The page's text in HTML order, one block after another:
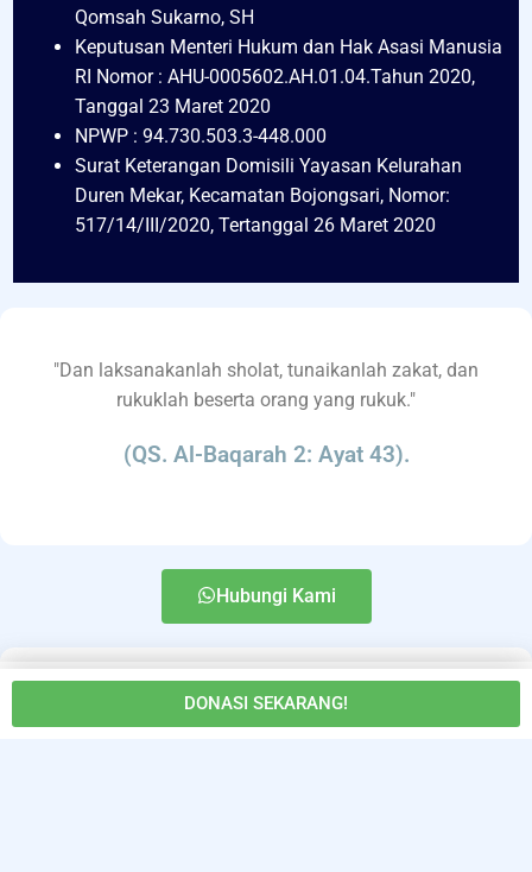
DONASI SEKARANG!
Qomsah Sukarno, SH
Keputusan Menteri Hukum dan Hak Asasi Manusia
RI Nomor : AHU-0005602.AH.01.04.Tahun 2020,
Tanggal 23 Maret 2020
NPWP : 94.730.503.3-448.000
Surat Keterangan Domisili Yayasan Kelurahan
Duren Mekar, Kecamatan Bojongsari, Nomor:
517/14/III/2020, Tertanggal 26 Maret 2020
"Dan laksanakanlah sholat, tunaikanlah zakat, dan
rukuklah beserta orang yang rukuk."
(QS. Al-Baqarah 2: Ayat 43).
Hubungi Kami
Ikuti kami di
Donasi Profile RB